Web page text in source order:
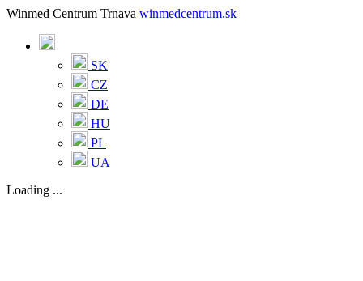
Winmed Centrum Trnava winmedcentrum.sk
SK
CZ
DE
HU
PL
UA
Loading ...